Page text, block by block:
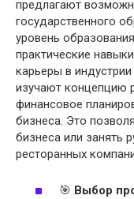
предлагают
государственного
уровень
практические
карьеры в
изучают концепцию
финансовое
бизнеса. Это
бизнеса или занять
ресторанных
🎯 Выбор